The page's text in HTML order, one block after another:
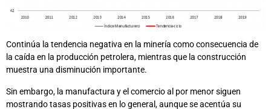
Continúa la tendencia negativa en la minería como consecuencia de
la caída en la producción petrolera, mientras que la construcción
muestra una disminución importante.
Sin embargo, la manufactura y el comercio al por menor siguen
mostrando tasas positivas en lo general, aunque se acentúa su